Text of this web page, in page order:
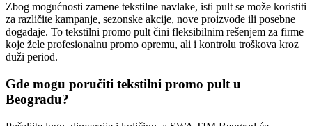
Zbog mogućnosti zamene tekstilne navlake, isti pult se može koristiti
za različite kampanje, sezonske akcije, nove proizvode ili posebne
događaje. To tekstilni promo pult čini fleksibilnim rešenjem za firme
koje žele profesionalnu promo opremu, ali i kontrolu troškova kroz
duži period.
Gde mogu poručiti tekstilni promo pult u
Beogradu?